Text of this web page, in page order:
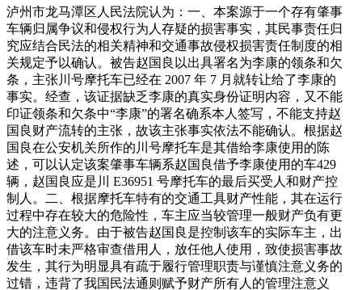
泸州市龙马潭区人民法院认为：一、本案源于一个存有肇事
车辆归属争议和侵权行为人存疑的损害事实，其民事责任归
究应结合民法的相关精神和交通事故侵权损害责任制度的相
关规定予以确认。被告赵国良以出具署名为李康的领条和欠
条，主张川号摩托车已经在 2007 年 7 月就转让给了李康的
事实。经查，该证据缺乏李康的真实身份证明内容，又不能
印证领条和欠条中“李康”的署名确系本人签写，不能支持赵
国良财产流转的主张，故该主张事实依法不能确认。根据赵
国良在公安机关所作的川号摩托车是其借给李康使用的陈
述，可以认定该案肇事车辆系赵国良借予李康使用的车429
辆，赵国良应是川 E36951 号摩托车的最后买受人和财产控
制人。二、根据摩托车特有的交通工具财产性能，其在运行
过程中存在较大的危险性，车主应当较管理一般财产负有更
大的注意义务。由于被告赵国良是控制该车的实际车主，出
借该车时未严格审查借用人，放任他人使用，致使损害事故
发生，其行为明显具有疏于履行管理职责与谨慎注意义务的
过错，违背了我国民法通则赋予财产所有人的管理注意义